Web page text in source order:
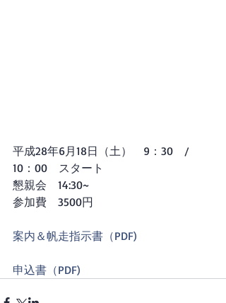
平成28年6月18日（土）　9：30　/
10：00　スタート
懇親会　14:30~
参加費　3500円
案内＆帆走指示書（PDF)
申込書（PDF)